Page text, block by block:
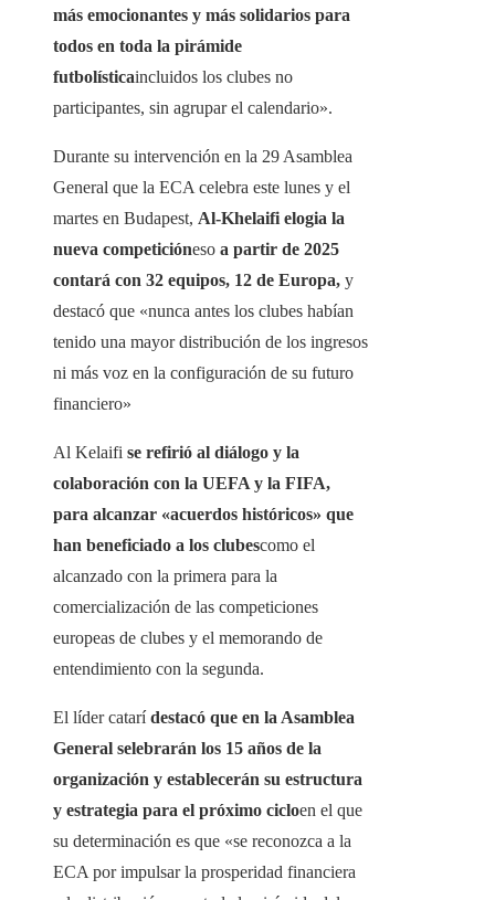
más emocionantes y más solidarios para
todos en toda la pirámide
futbolísticaincluidos los clubes no
participantes, sin agrupar el calendario».
Durante su intervención en la 29 Asamblea
General que la ECA celebra este lunes y el
martes en Budapest, Al-Khelaifi elogia la
nueva competicióneso a partir de 2025
contará con 32 equipos, 12 de Europa, y
destacó que «nunca antes los clubes habían
tenido una mayor distribución de los ingresos
ni más voz en la configuración de su futuro
financiero»
Al Kelaifi se refirió al diálogo y la
colaboración con la UEFA y la FIFA,
para alcanzar «acuerdos históricos» que
han beneficiado a los clubescomo el
alcanzado con la primera para la
comercialización de las competiciones
europeas de clubes y el memorando de
entendimiento con la segunda.
El líder catarídestacó que en la Asamblea
General selebrarán los 15 años de la
organización y establecerán su estructura
y estrategia para el próximo cicloen el que
su determinación es que «se reconozca a la
ECA por impulsar la prosperidad financiera